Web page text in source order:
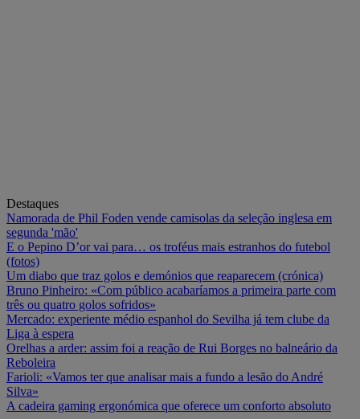
Destaques
Namorada de Phil Foden vende camisolas da seleção inglesa em
segunda 'mão'
E o Pepino D’or vai para… os troféus mais estranhos do futebol
(fotos)
Um diabo que traz golos e demónios que reaparecem (crónica)
Bruno Pinheiro: «Com público acabaríamos a primeira parte com
três ou quatro golos sofridos»
Mercado: experiente médio espanhol do Sevilha já tem clube da
Liga à espera
Orelhas a arder: assim foi a reação de Rui Borges no balneário da
Reboleira
Farioli: «Vamos ter que analisar mais a fundo a lesão do André
Silva»
A cadeira gaming ergonómica que oferece um conforto absoluto